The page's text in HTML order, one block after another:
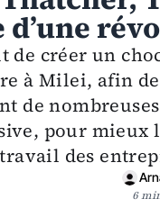
d’une
de créer un
à Milei, afin
de
pour
des
6